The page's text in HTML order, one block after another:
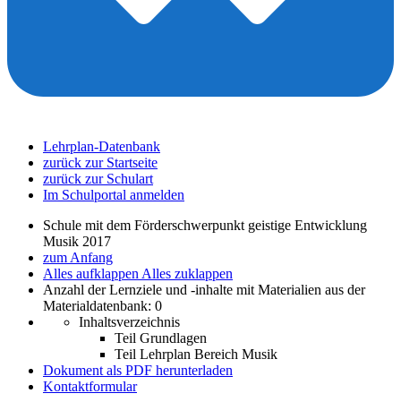
Lehrplan-Datenbank
zurück zur Startseite
zurück zur Schulart
Im Schulportal anmelden
Schule mit dem Förderschwerpunkt geistige Entwicklung
Musik 2017
zum Anfang
Alles aufklappen Alles zuklappen
Anzahl der Lernziele und -inhalte mit Materialien aus der
Materialdatenbank: 0
Inhaltsverzeichnis
Teil Grundlagen
Teil Lehrplan Bereich Musik
Dokument als PDF herunterladen
Kontaktformular